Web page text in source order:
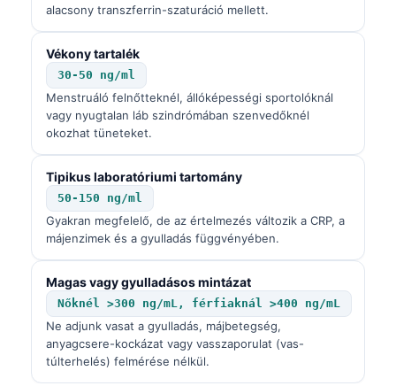
alacsony transzferrin-szaturáció mellett.
Vékony tartalék
30-50 ng/ml
Menstruáló felnőtteknél, állóképességi sportolóknál
vagy nyugtalan láb szindrómában szenvedőknél
okozhat tüneteket.
Tipikus laboratóriumi tartomány
50-150 ng/ml
Gyakran megfelelő, de az értelmezés változik a CRP, a
májenzimek és a gyulladás függvényében.
Magas vagy gyulladásos mintázat
Nőknél >300 ng/mL, férfiaknál >400 ng/mL
Ne adjunk vasat a gyulladás, májbetegség,
anyagcsere-kockázat vagy vasszaporulat (vas-
túlterhelés) felmérése nélkül.